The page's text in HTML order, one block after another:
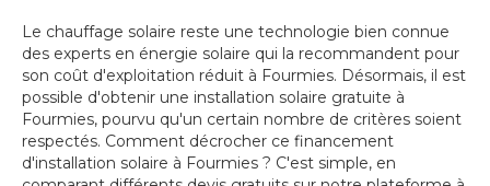
Le chauffage solaire reste une technologie bien connue
des experts en énergie solaire qui la recommandent pour
son coût d'exploitation réduit à Fourmies. Désormais, il est
possible d'obtenir une installation solaire gratuite à
Fourmies, pourvu qu'un certain nombre de critères soient
respectés. Comment décrocher ce financement
d'installation solaire à Fourmies ? C'est simple, en